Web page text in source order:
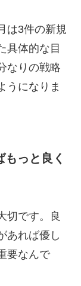
は3件の新規
具体的な目
なりの戦略
うになりま
っと良く
切です。良
あれば優し
要なんで